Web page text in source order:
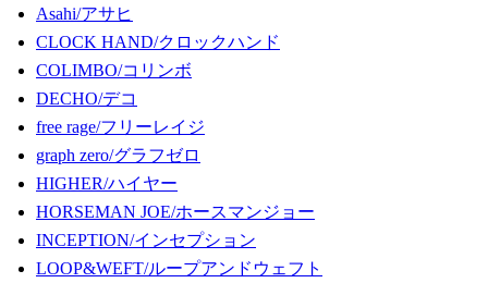
Asahi/アサヒ
CLOCK HAND/クロックハンド
COLIMBO/コリンボ
DECHO/デコ
free rage/フリーレイジ
graph zero/グラフゼロ
HIGHER/ハイヤー
HORSEMAN JOE/ホースマンジョー
INCEPTION/インセプション
LOOP&WEFT/ループアンドウェフト